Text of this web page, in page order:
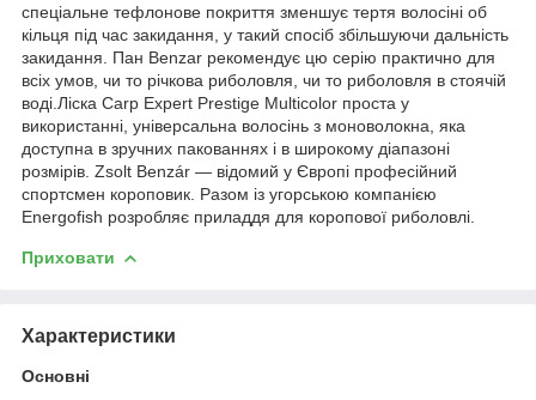
спеціальне тефлонове покриття зменшує тертя волосіні об
кільця під час закидання, у такий спосіб збільшуючи дальність
закидання. Пан Benzar рекомендує цю серію практично для
всіх умов, чи то річкова риболовля, чи то риболовля в стоячій
воді.Ліска Carp Expert Prestige Multicolor проста у
використанні, універсальна волосінь з моноволокна, яка
доступна в зручних пакованнях і в широкому діапазоні
розмірів. Zsolt Benzár — відомий у Європі професійний
спортсмен короповик. Разом із угорською компанією
Energofish розробляє приладдя для коропової риболовлі.
Приховати
Характеристики
Основні